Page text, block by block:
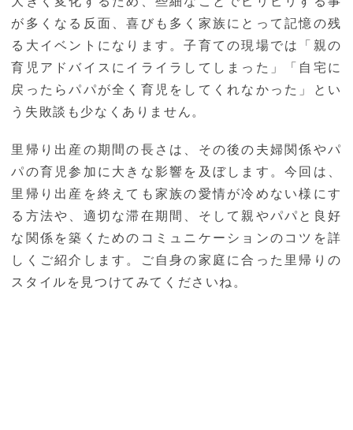
が多くなる反面、喜びも多く家族にとって記憶の残
る大イベントになります。子育ての現場では「親の
育児アドバイスにイライラしてしまった」「自宅に
戻ったらパパが全く育児をしてくれなかった」とい
う失敗談も少なくありません。
里帰り出産の期間の長さは、その後の夫婦関係やパ
パの育児参加に大きな影響を及ぼします。今回は、
里帰り出産を終えても家族の愛情が冷めない様にす
る方法や、適切な滞在期間、そして親やパパと良好
な関係を築くためのコミュニケーションのコツを詳
しくご紹介します。ご自身の家庭に合った里帰りの
スタイルを見つけてみてくださいね。